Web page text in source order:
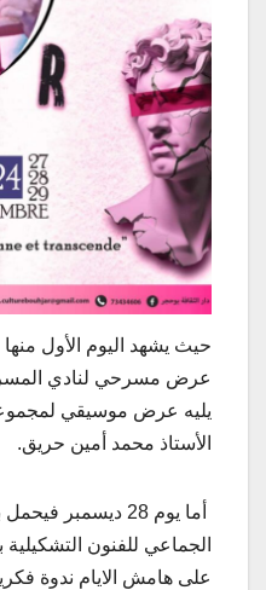
عرض مسرحي لنادي
الأستاذ محمد أمين حريق.
أما يوم 28
الجماعي للفنون التشكيلية
على هامش الايام ندوة